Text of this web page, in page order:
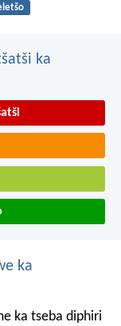
ka
ka
ka tseba diphiri